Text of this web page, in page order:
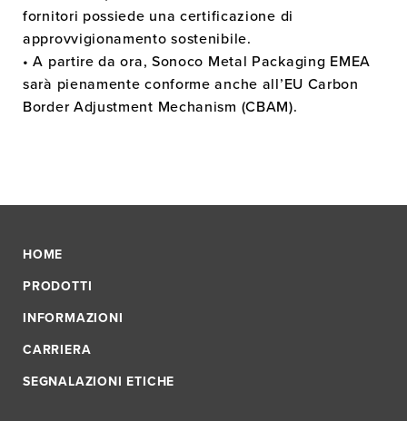
fornitori possiede una certificazione di
approvvigionamento sostenibile.
• A partire da ora, Sonoco Metal Packaging EMEA
sarà pienamente conforme anche all’EU Carbon
Border Adjustment Mechanism (CBAM).
HOME
PRODOTTI
INFORMAZIONI
CARRIERA
SEGNALAZIONI ETICHE